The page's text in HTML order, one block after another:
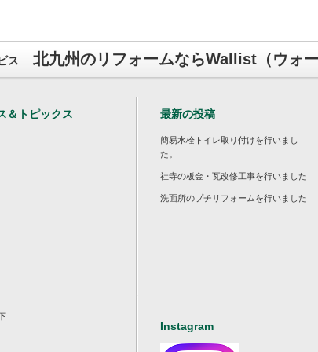
ス 北九州のリフォームならWallist（ウォー
＆トピックス 最新の投稿
簡易水栓トイレ取り付けを行いまし
た。
社寺の板金・瓦改修工事を行いました
洗面所のプチリフォームを行いました
Instagram